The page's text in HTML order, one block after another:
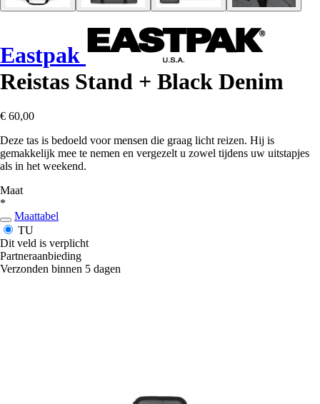
Eastpak
Reistas Stand + Black Denim
€ 60,00
Deze tas is bedoeld voor mensen die graag licht reizen. Hij is
gemakkelijk mee te nemen en vergezelt u zowel tijdens uw uitstapjes
als in het weekend.
Maat
*
Maattabel
TU
Dit veld is verplicht
Partneraanbieding
Verzonden binnen 5 dagen